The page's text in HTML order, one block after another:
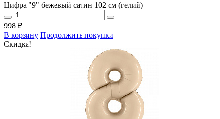
Цифра "9" бежевый сатин 102 см (гелий)
998 ₽
В корзину Продолжить покупки
Скидка!